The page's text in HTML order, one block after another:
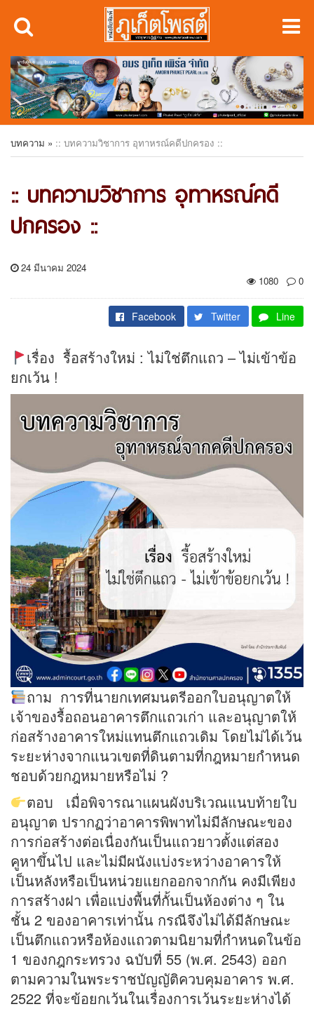
บทความ » :: บทความวิชาการ อุทาหรณ์คดีปกครอง ::
:: บทความวิชาการ อุทาหรณ์คดี
ปกครอง ::
24 มีนาคม 2024
1080
0
Facebook Twitter Line
เรื่อง รื้อสร้างใหม่ : ไม่ใช่ตึกแถว – ไม่เข้าข้อ
ยกเว้น !
ถาม การที่นายกเทศมนตรีออกใบอนุญาตให้
เจ้าของรื้อถอนอาคารตึกแถวเก่า และอนุญาตให้
ก่อสร้างอาคารใหม่แทนตึกแถวเดิม โดยไม่ได้เว้น
ระยะห่างจากแนวเขตที่ดินตามที่กฎหมายกำหนด
ชอบด้วยกฎหมายหรือไม่ ?
ตอบ เมื่อพิจารณาแผนผังบริเวณแนบท้ายใบ
อนุญาต ปรากฏว่าอาคารพิพาทไม่มีลักษณะของ
การก่อสร้างต่อเนื่องกันเป็นแถวยาวตั้งแต่สอง
คูหาขึ้นไป และไม่มีผนังแบ่งระหว่างอาคารให้
เป็นหลังหรือเป็นหน่วยแยกออกจากกัน คงมีเพียง
การสร้างฝา เพื่อแบ่งพื้นที่กั้นเป็นห้องต่าง ๆ ใน
ชั้น 2 ของอาคารเท่านั้น กรณีจึงไม่ได้มีลักษณะ
เป็นตึกแถวหรือห้องแถวตามนิยามที่กำหนดในข้อ
1 ของกฎกระทรวง ฉบับที่ 55 (พ.ศ. 2543) ออก
ตามความในพระราชบัญญัติควบคุมอาคาร พ.ศ.
2522 ที่จะข้อยกเว้นในเรื่องการเว้นระยะห่างได้